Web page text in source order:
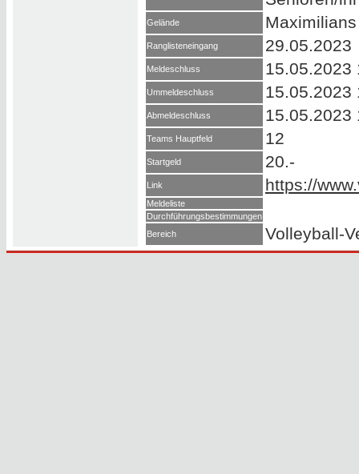
Gelände
Ranglisteneingang 29.05.2023
Meldeschluss 15.05.2023
Ummeldeschluss 15.05.2023
Abmeldeschluss 15.05.2023
Teams Hauptfeld 12
Startgeld 20.-
Link https://
Meldeliste
Durchführungsbestimmungen
Bereich
Volleyball-